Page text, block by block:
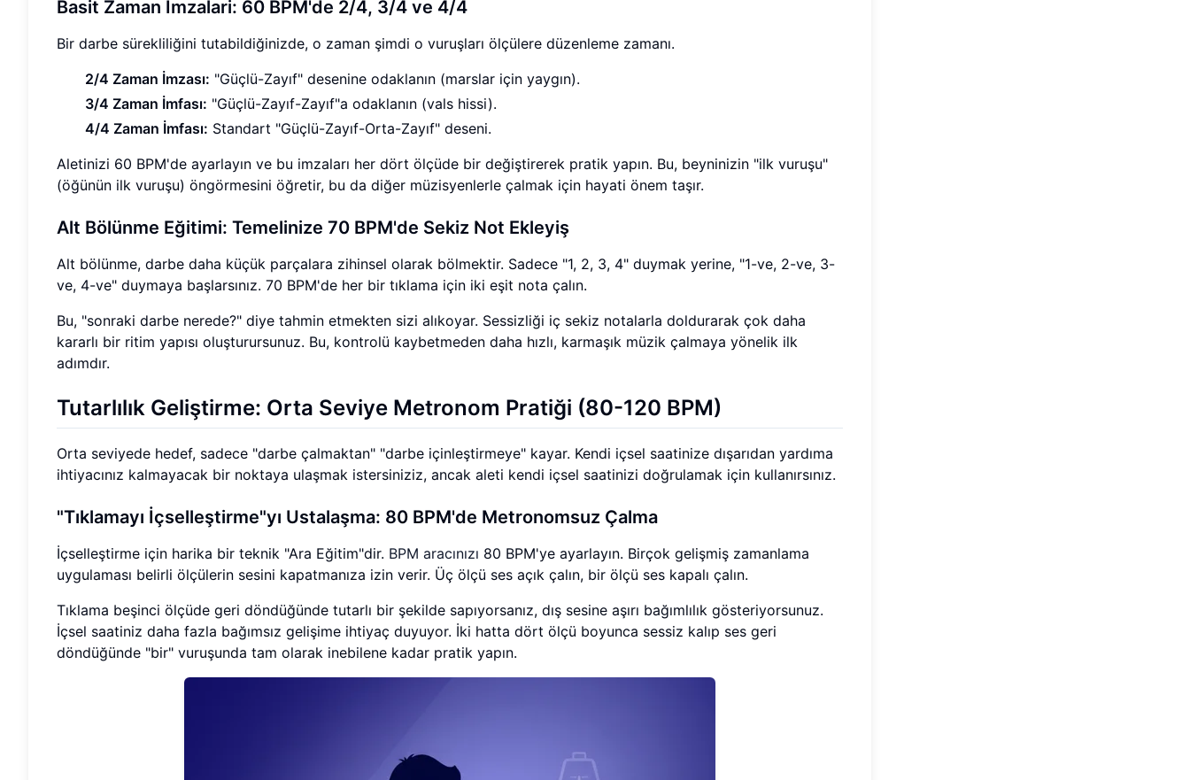
Basit Zaman İmzalari: 60 BPM'de 2/4, 3/4 ve 4/4
Bir darbe sürekliliğini tutabildiğinizde, o zaman şimdi o vuruşları ölçülere düzenleme zamanı.
2/4 Zaman İmzası: "Güçlü-Zayıf" desenine odaklanın (marslar için yaygın).
3/4 Zaman İmfası: "Güçlü-Zayıf-Zayıf"a odaklanın (vals hissi).
4/4 Zaman İmfası: Standart "Güçlü-Zayıf-Orta-Zayıf" deseni.
Aletinizi 60 BPM'de ayarlayın ve bu imzaları her dört ölçüde bir değiştirerek pratik yapın. Bu, beyninizin "ilk vuruşu"
(öğünün ilk vuruşu) öngörmesini öğretir, bu da diğer müzisyenlerle çalmak için hayati önem taşır.
Alt Bölünme Eğitimi: Temelinize 70 BPM'de Sekiz Not Ekleyiş
Alt bölünme, darbe daha küçük parçalara zihinsel olarak bölmektir. Sadece "1, 2, 3, 4" duymak yerine, "1-ve, 2-ve, 3-
ve, 4-ve" duymaya başlarsınız. 70 BPM'de her bir tıklama için iki eşit nota çalın.
Bu, "sonraki darbe nerede?" diye tahmin etmekten sizi alıkoyar. Sessizliği iç sekiz notalarla doldurarak çok daha
kararlı bir ritim yapısı oluşturursunuz. Bu, kontrolü kaybetmeden daha hızlı, karmaşık müzik çalmaya yönelik ilk
adımdır.
Tutarlılık Geliştirme: Orta Seviye Metronom Pratiği (80-120 BPM)
Orta seviyede hedef, sadece "darbe çalmaktan" "darbe içinleştirmeye" kayar. Kendi içsel saatinize dışarıdan yardıma
ihtiyacınız kalmayacak bir noktaya ulaşmak istersiniziz, ancak aleti kendi içsel saatinizi doğrulamak için kullanırsınız.
"Tıklamayı İçselleştirme"yı Ustalaşma: 80 BPM'de Metronomsuz Çalma
İçselleştirme için harika bir teknik "Ara Eğitim"dir. BPM aracınızı 80 BPM'ye ayarlayın. Birçok gelişmiş zamanlama
uygulaması belirli ölçülerin sesini kapatmanıza izin verir. Üç ölçü ses açık çalın, bir ölçü ses kapalı çalın.
Tıklama beşinci ölçüde geri döndüğünde tutarlı bir şekilde sapıyorsanız, dış sesine aşırı bağımlılık gösteriyorsunuz.
İçsel saatiniz daha fazla bağımsız gelişime ihtiyaç duyuyor. İki hatta dört ölçü boyunca sessiz kalıp ses geri
döndüğünde "bir" vuruşunda tam olarak inebilene kadar pratik yapın.